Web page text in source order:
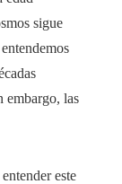
sigue
embargo, las
este